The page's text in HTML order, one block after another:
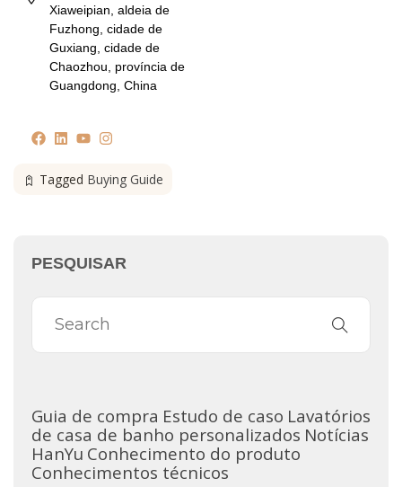
Xiaweipian, aldeia de
Fuzhong, cidade de
Guxiang, cidade de
Chaozhou, província de
Guangdong, China
Tagged Buying Guide
PESQUISAR
Guia de compra Estudo de caso Lavatórios
de casa de banho personalizados Notícias
HanYu Conhecimento do produto
Conhecimentos técnicos